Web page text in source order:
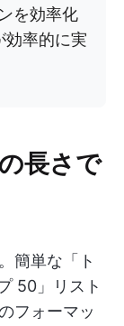
を効率化
効率的に実
長さで
簡単な「ト
50」リスト
フォーマッ